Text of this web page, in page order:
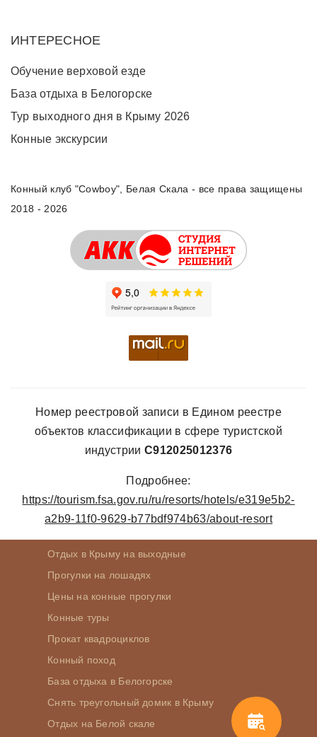
ИНТЕРЕСНОЕ
Обучение верховой езде
База отдыха в Белогорске
Тур выходного дня в Крыму 2026
Конные экскурсии
Конный клуб "Cowboy", Белая Скала - все права защищены
2018 - 2026
Номер реестровой записи в Едином реестре
объектов классификации в сфере туристской
индустрииС912025012376
Подробнее:
https://tourism.fsa.gov.ru/ru/resorts/hotels/e319e5b2-
a2b9-11f0-9629-b77bdf974b63/about-resort
Отдых в Крыму на выходные
Прогулки на лошадях
Цены на конные прогулки
Конные туры
Прокат квадроциклов
Конный поход
База отдыха в Белогорске
Снять треугольный домик в Крыму
Отдых на Белой скале